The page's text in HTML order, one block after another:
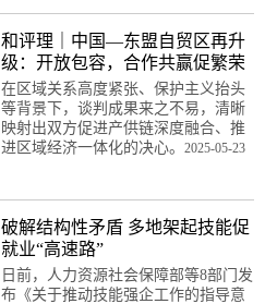
和评理｜中国—东盟自贸区再升
级：开放包容，合作共赢促繁荣
在区域关系高度紧张、保护主义抬头
等背景下，谈判成果来之不易，清晰
映射出双方促进产供链深度融合、推
进区域经济一体化的决心。 2025-05-23
破解结构性矛盾 多地架起技能促
就业“高速路”
日前，人力资源社会保障部等8部门发
布《关于推动技能强企工作的指导意